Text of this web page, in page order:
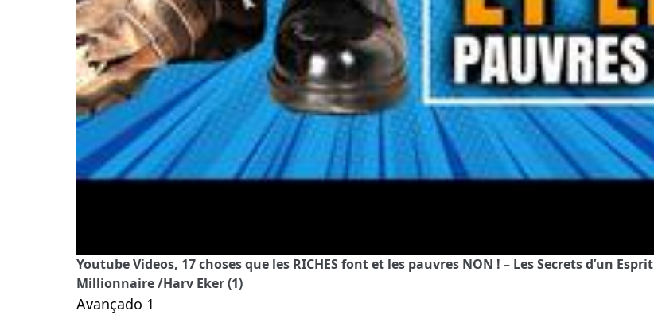
Youtube Videos, 17 choses que les RICHES font et les pauvres NON ! – Les Secrets d’un Esprit
Millionnaire /Harv Eker (1)
Avançado 1